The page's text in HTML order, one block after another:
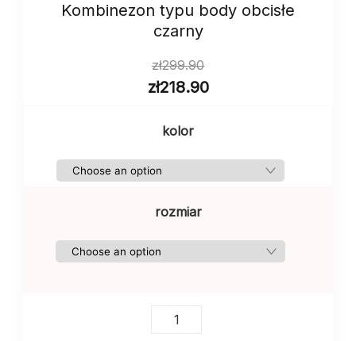
Kombinezon typu body obcisłe
czarny
zł299.90
zł218.90
kolor
rozmiar
Kombinezon